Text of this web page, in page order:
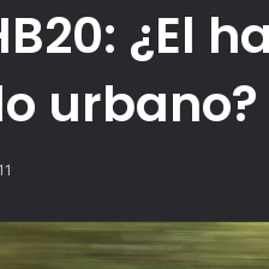
¿El
urbano?